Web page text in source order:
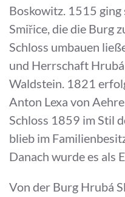
Boskowitz. 1515 ging
Smiřice, die die Burg
Schloss umbauen
und Herrschaft Hrubá
Waldstein. 1821
Anton Lexa von
Schloss 1859 im Stil
blieb im
Danach wurde es als
Von der Burg Hrubá